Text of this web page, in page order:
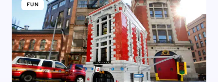
Save my name and email in this browser for the
next time I comment.
Submit Comment
FUN